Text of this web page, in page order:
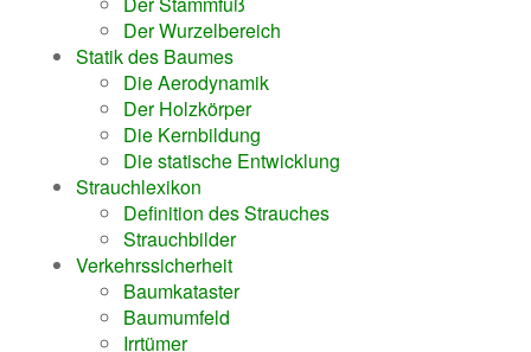
Der Wurzelbereich
Statik des Baumes
Die Aerodynamik
Der Holzkörper
Die Kernbildung
Die statische Entwicklung
Strauchlexikon
Definition des Strauches
Strauchbilder
Verkehrssicherheit
Baumkataster
Baumumfeld
Irrtümer